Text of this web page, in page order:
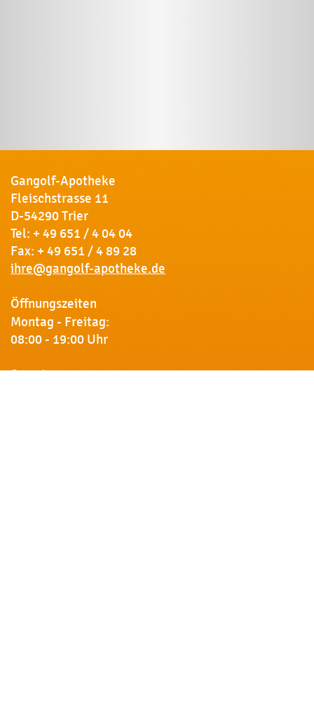
Gangolf-Apotheke
Fleischstrasse 11
D-54290 Trier
Tel: + 49 651 / 4 04 04
Fax: + 49 651 / 4 89 28
ihre@gangolf-apotheke.de
Öffnungszeiten
Montag - Freitag:
08:00 - 19:00 Uhr
Samstag: